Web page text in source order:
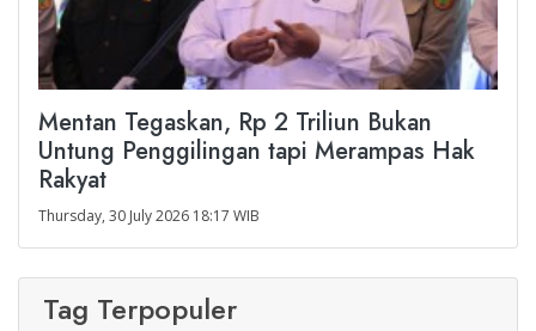
Mentan Tegaskan, Rp 2 Triliun Bukan
Untung Penggilingan tapi Merampas Hak
Rakyat
Thursday, 30 July 2026 18:17 WIB
Tag Terpopuler